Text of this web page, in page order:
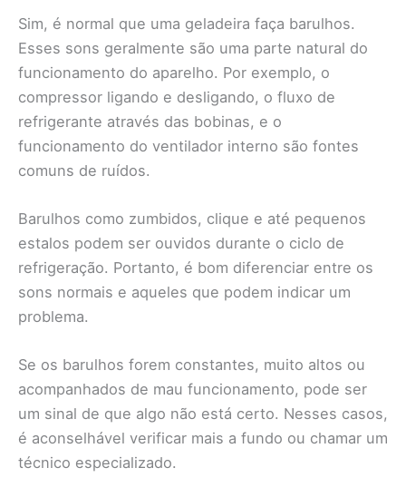
Sim, é normal que uma geladeira faça barulhos.
Esses sons geralmente são uma parte natural do
funcionamento do aparelho. Por exemplo, o
compressor ligando e desligando, o fluxo de
refrigerante através das bobinas, e o
funcionamento do ventilador interno são fontes
comuns de ruídos.
Barulhos como zumbidos, clique e até pequenos
estalos podem ser ouvidos durante o ciclo de
refrigeração. Portanto, é bom diferenciar entre os
sons normais e aqueles que podem indicar um
problema.
Se os barulhos forem constantes, muito altos ou
acompanhados de mau funcionamento, pode ser
um sinal de que algo não está certo. Nesses casos,
é aconselhável verificar mais a fundo ou chamar um
técnico especializado.